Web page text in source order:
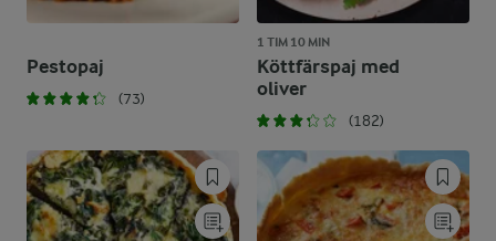
Pestopaj
(73)
1 TIM 10 MIN
Köttfärspaj med
oliver
(182)